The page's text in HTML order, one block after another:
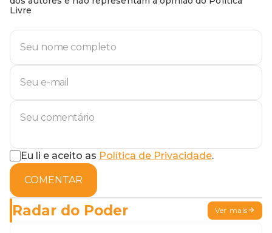
Livre
Eu li e aceito as Política de Privacidade.
COMENTAR
Radar do Poder Ver mais